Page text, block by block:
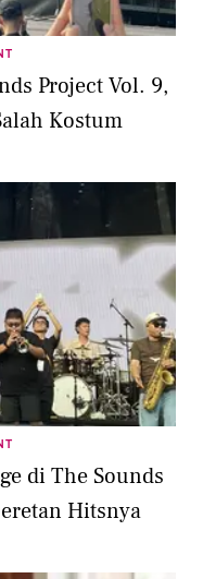
Project Vol. 9,
Kostum
di The Sounds
Hitsnya